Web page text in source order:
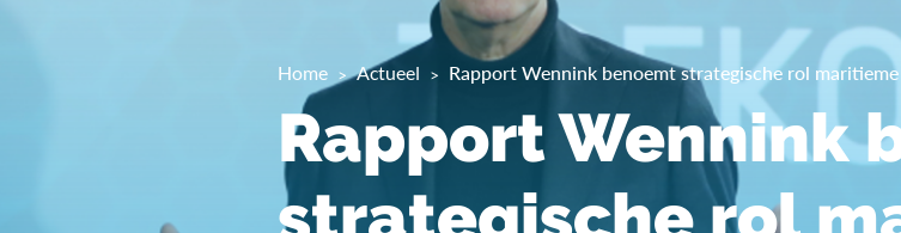
Home Actueel Rapport Wennink benoemt strategische rol
Rapport Wennink